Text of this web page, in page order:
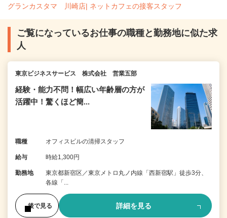
グランカスタマ 川崎店| ネットカフェの接客スタッフ
ご覧になっているお仕事の職種と勤務地に似た求
人
東京ビジネスサービス 株式会社 営業五部
経験・能力不問！幅広い年齢層の方が
活躍中！驚くほど簡...
職種 オフィスビルの清掃スタッフ
給与 時給1,300円
勤務地
東京都新宿区／東京メトロ丸ノ内線「西新宿駅」徒歩3分、
各線「...
後で見る 詳細を見る